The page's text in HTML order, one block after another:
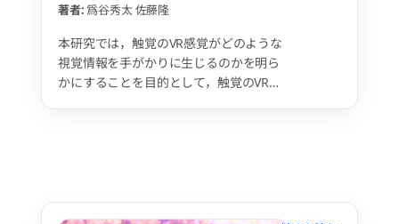
証的に示すことを目的とする。
著者: 爲谷秀太佐藤隆
本研究では，触覚のVR感覚がどのような
視覚情報を手がかりに生じるのかを明ら
かにすることを目的として，触覚のVR感
評価により分析したので報告する。